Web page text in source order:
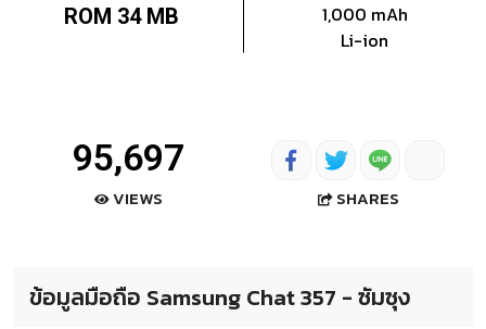
ROM 34 MB
1,000 mAh
Li-ion
95,697
VIEWS SHARES
ข้อมูลมือถือ Samsung Chat 357 - ซัมซุง